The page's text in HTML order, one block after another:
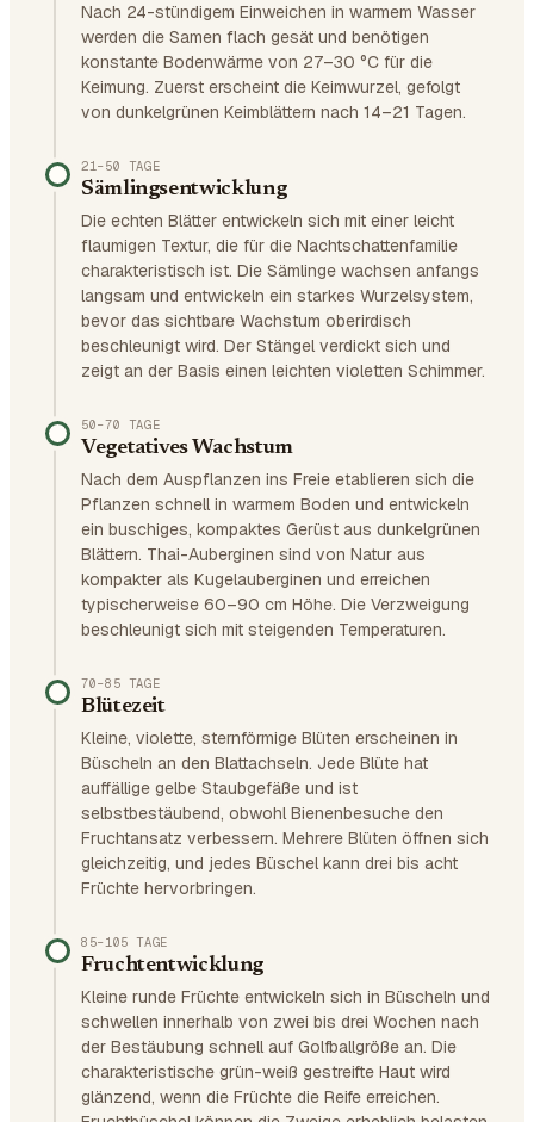
Nach 24-stündigem Einweichen in warmem Wasser
werden die Samen flach gesät und benötigen
konstante Bodenwärme von 27–30 °C für die
Keimung. Zuerst erscheint die Keimwurzel, gefolgt
von dunkelgrünen Keimblättern nach 14–21 Tagen.
21–50 TAGE
Sämlingsentwicklung
Die echten Blätter entwickeln sich mit einer leicht
flaumigen Textur, die für die Nachtschattenfamilie
charakteristisch ist. Die Sämlinge wachsen anfangs
langsam und entwickeln ein starkes Wurzelsystem,
bevor das sichtbare Wachstum oberirdisch
beschleunigt wird. Der Stängel verdickt sich und
zeigt an der Basis einen leichten violetten Schimmer.
50–70 TAGE
Vegetatives Wachstum
Nach dem Auspflanzen ins Freie etablieren sich die
Pflanzen schnell in warmem Boden und entwickeln
ein buschiges, kompaktes Gerüst aus dunkelgrünen
Blättern. Thai-Auberginen sind von Natur aus
kompakter als Kugelauberginen und erreichen
typischerweise 60–90 cm Höhe. Die Verzweigung
beschleunigt sich mit steigenden Temperaturen.
70–85 TAGE
Blütezeit
Kleine, violette, sternförmige Blüten erscheinen in
Büscheln an den Blattachseln. Jede Blüte hat
auffällige gelbe Staubgefäße und ist
selbstbestäubend, obwohl Bienenbesuche den
Fruchtansatz verbessern. Mehrere Blüten öffnen sich
gleichzeitig, und jedes Büschel kann drei bis acht
Früchte hervorbringen.
85–105 TAGE
Fruchtentwicklung
Kleine runde Früchte entwickeln sich in Büscheln und
schwellen innerhalb von zwei bis drei Wochen nach
der Bestäubung schnell auf Golfballgröße an. Die
charakteristische grün-weiß gestreifte Haut wird
glänzend, wenn die Früchte die Reife erreichen.